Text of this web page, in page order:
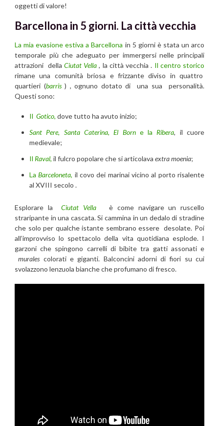
oggetti di valore!
Barcellona in 5 giorni. La città vecchia
La mia evasione estiva a Barcellona in 5 giorni è stata un arco
temporale più che adeguato per immergersi nelle principali
attrazioni della Ciutat Vella , la città vecchia . Il centro storico
rimane una comunità briosa e frizzante diviso in quattro
quartieri (barris ) , ognuno dotato di una sua personalità.
Questi sono:
Il Gotico, dove tutto ha avuto inizio;
Sant Pere, Santa Caterina,El Borne la Ribera, il cuore
medievale;
Il Raval, il fulcro popolare che si articolava extra moenia;
LaBarceloneta, il covo dei marinai vicino al porto risalente
al XVIII secolo .
Esplorare laCiutat Vella
è come navigare un ruscello
straripante in una cascata. Si cammina in un dedalo di stradine
che solo per qualche istante sembrano essere desolate. Poi
all’improvviso lo spettacolo della vita quotidiana esplode. I
garzoni che spingono carrelli di bibite tra gatti assonati e
murales colorati e giganti. Balconcini adorni di fiori su cui
svolazzono lenzuola bianche che profumano di fresco.